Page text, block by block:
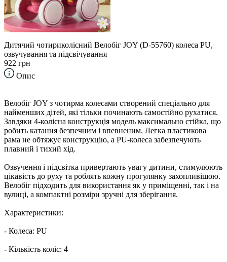
Дитячий чотириколісний Велобіг JOY (D-55760) колеса PU,
озвучування та підсвічування
922 грн
Опис
Велобіг JOY з чотирма колесами створений спеціально для
найменших дітей, які тільки починають самостійно рухатися.
Завдяки 4-колісна конструкція модель максимально стійка, що
робить катання безпечним і впевненим. Легка пластикова
рама не обтяжує конструкцію, а PU-колеса забезпечують
плавний і тихий хід.
Озвучення і підсвітка привертають увагу дитини, стимулюють
цікавість до руху та роблять кожну прогулянку захопливішою.
Велобіг підходить для використання як у приміщенні, так і на
вулиці, а компактні розміри зручні для зберігання.
Характеристики:
- Колеса: PU
- Кількість коліс: 4